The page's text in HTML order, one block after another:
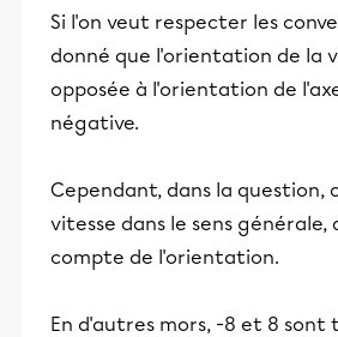
Si l'on veut respecter les
donné que l'orientation de la
opposée à l'orientation de
négative.
Cependant, dans la question,
vitesse dans le sens générale,
compte de l'orientation.
En d'autres mors, -8 et 8 sont